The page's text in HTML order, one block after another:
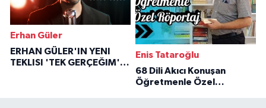
Erhan Güler
ERHAN GÜLER'IN YENI
TEKLISI 'TEK GERÇEĞIM'LE
Enis Tataroğlu
68 Dili Akıcı Konuşan
Öğretmenle Özel